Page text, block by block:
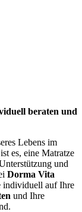
beraten und
Lebens im
es, eine Matratze
und
Dorma Vita
individuell auf Ihre
und Ihre